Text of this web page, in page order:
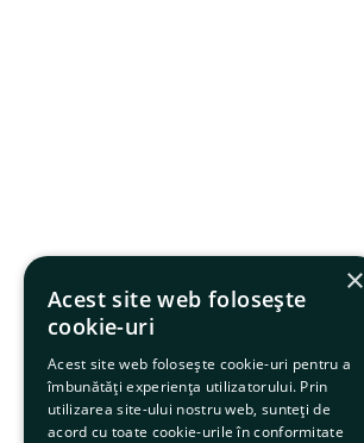
×
Acest site web folosește
cookie-uri
Acest site web folosește cookie-uri pentru a
îmbunătăți experiența utilizatorului. Prin
utilizarea site-ului nostru web, sunteți de
acord cu toate cookie-urile în conformitate